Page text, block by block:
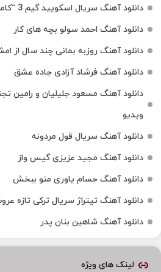
دانلود آهنگ سریال اسکویید گیم 3 “کامل” آپدیت 2025
دانلود آهنگ احمد سولو بچه های کار
دانلود آهنگ روزبه بمانی چند سال از
دانلود آهنگ فرشاد آزادی جاده عشق
ویدیو
دانلود آهنگ سریال قول مردونه
دانلود آهنگ مجید عزیزی گیس واز
دانلود آهنگ حسام یاوری منو ببخش
دانلود آهنگ تیتراژ سریال ترکی تازه
دانلود آهنگ شاهین بنان پدر
لینک های ویژه